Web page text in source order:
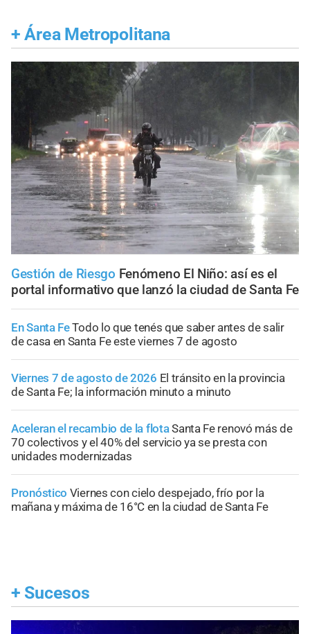
+ Área Metropolitana
Gestión de Riesgo Fenómeno El Niño: así es el
portal informativo que lanzó la ciudad de Santa Fe
En Santa FeTodo lo que tenés que saber antes de salir
de casa en Santa Fe este viernes 7 de agosto
Viernes 7 de agosto de 2026 El tránsito en la provincia
de Santa Fe; la información minuto a minuto
Aceleran el recambio de la flotaSanta Fe renovó más de
70 colectivos y el 40% del servicio ya se presta con
unidades modernizadas
Pronóstico Viernes con cielo despejado, frío por la
mañana y máxima de 16°C en la ciudad de Santa Fe
+ Sucesos